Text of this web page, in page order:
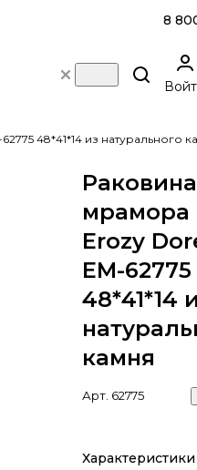
8
48*41*14 из натурального
мрамора
Erozy
EM-62775
48*41*14
камня
Арт. 62775
Характеристики